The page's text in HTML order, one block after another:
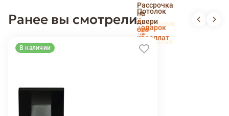
пенсионерам
и
новоселам
Рассрочка
на
двери
без
переплат
Потолок
в
подарок
Доставка
и
установка
беслпатно
Ранее вы смотрели
В наличии